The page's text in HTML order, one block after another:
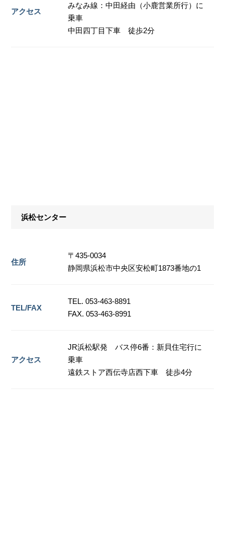
アクセス
みなみ線：中田経由（小鹿営業所行）に
乗車
中田四丁目下車 徒歩2分
浜松センター
住所
〒435-0034
静岡県浜松市中央区安松町1873番地の1
TEL/FAX
TEL. 053-463-8891
FAX. 053-463-8991
アクセス
JR浜松駅発 バス停6番：新貝住宅行に
乗車
遠鉄ストア西伝寺店西下車 徒歩4分